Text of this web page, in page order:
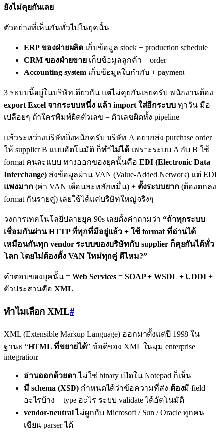
ยังไม่คุยกันเลย
ตัวอย่างที่เห็นกันทั่วไปในยุคนั้น:
ERP ของฝ่ายผลิต เก็บข้อมูล stock + production schedule
CRM ของฝ่ายขาย เก็บข้อมูลลูกค้า + order
Accounting system เก็บข้อมูลใบกำกับ + payment
3 ระบบนี้อยู่ในบริษัทเดียวกัน แต่ไม่คุยกันเลยครับ พนักงานต้อง
export Excel จากระบบหนึ่ง แล้ว import ใส่อีกระบบ ทุกวัน มือ
เปลือยๆ ถ้าใครพิมพ์ผิดตัวเลข = ตัวเลขผิดทั้ง pipeline
แล้วระหว่างบริษัทยิ่งหนักครับ บริษัท A อยากส่ง purchase order
ให้ supplier B แบบอัตโนมัติ ก็ทำไม่ได้ เพราะระบบ A กับ B ใช้
format คนละแบบ ทางออกของยุคนั้นคือ EDI (Electronic Data
Interchange) ส่งข้อมูลผ่าน VAN (Value-Added Network) แต่ EDI
แพงมาก (ค่า VAN เดือนละหลักหมื่น) + ตั้งระบบยาก (ต้องตกลง
format กันรายคู่) เลยใช้ได้แค่บริษัทใหญ่จริงๆ
วงการเทคโนโลยีปลายยุค 90s เลยตั้งคำถามว่า “ถ้าทุกระบบ
เชื่อมกันผ่าน HTTP ที่ทุกที่มีอยู่แล้ว + ใช้ format ที่อ่านได้
เหมือนกันทุก vendor ระบบของบริษัทกับ supplier ก็คุยกันได้ทั่ว
โลก โดยไม่ต้องตั้ง VAN ใหม่ทุกคู่ ดีไหม?”
คำตอบของยุคนั้น = Web Services = SOAP + WSDL + UDDI +
ตัวประสานคือ XML
ทำไมเลือก XML#
XML (Extensible Markup Language) ออกมาตั้งแต่ปี 1998 ใน
ฐานะ “HTML ที่ขยายได้” ข้อดีของ XML ในมุม enterprise
integration:
อ่านออกด้วยตาไม่ใช่ binary เปิดใน Notepad ก็เห็น
มี schema (XSD) กำหนดได้ว่าข้อความที่ส่ง ต้องมี field
อะไรบ้าง + type อะไร ระบบ validate ได้อัตโนมัติ
vendor-neutralไม่ผูกกับ Microsoft / Sun / Oracle ทุกคน
เขียน parser ได้